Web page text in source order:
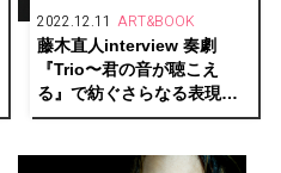
2022.12.11 ART&BOOK
藤木直人interview 奏劇
『Trio〜君の音が聴こえ
る』で紡ぐさらなる表現の
先ーーそして、普遍的な“輝